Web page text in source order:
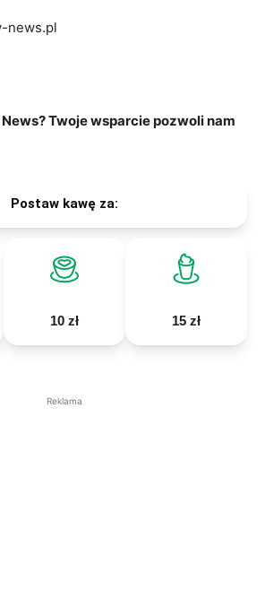
news.pl
Twoje wsparcie pozwoli nam
Postaw kawę za:
10 zł 15 zł
Reklama